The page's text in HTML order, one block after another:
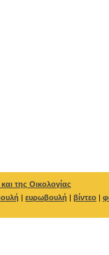
της Οικολογίας
| ευρωβουλή | βίντεο |